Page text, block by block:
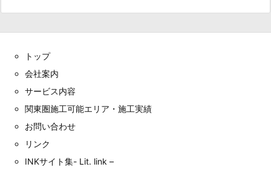
トップ
会社案内
サービス内容
関東圏施工可能エリア・施工実績
お問い合わせ
リンク
INKサイト集- Lit. link –